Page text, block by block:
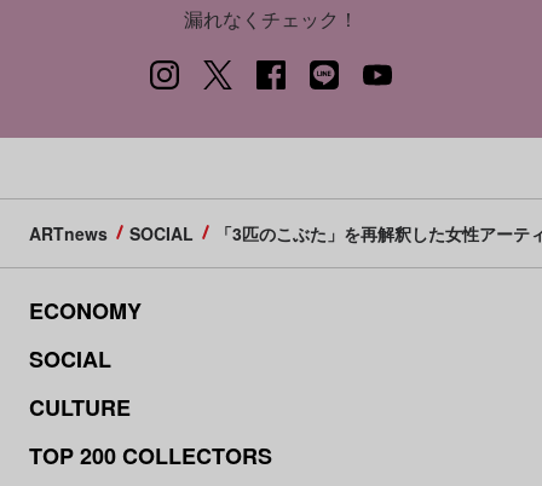
漏れなくチェック！
ARTnews SOCIAL 「3匹のこぶた」を再解釈した女性アー
ECONOMY
SOCIAL
CULTURE
TOP 200 COLLECTORS